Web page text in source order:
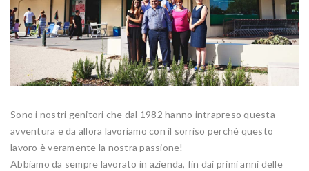
Sono i nostri genitori che dal 1982 hanno intrapreso questa
avventura e da allora lavoriamo con il sorriso perché questo
lavoro è veramente la nostra passione!
Abbiamo da sempre lavorato in azienda, fin dai primi anni delle